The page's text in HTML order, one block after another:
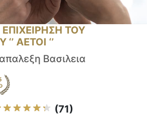
ΕΠΙΧΕΙΡΗΣΗ ΤΟΥ
ΑΕΤΟΙ ‘’
Βασιλεια
(71)